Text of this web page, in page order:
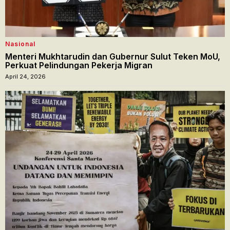
Nasional
Menteri Mukhtarudin dan Gubernur Sulut Teken MoU,
Perkuat Pelindungan Pekerja Migran
April 24, 2026